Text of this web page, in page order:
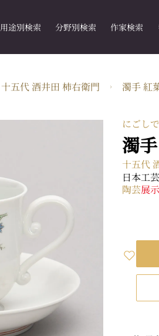
用途別検索 分野別検索 作家検索
十五代 酒井田 柿右衛門 濁手 紅
にごし
濁
十五代
日本工
陶芸展